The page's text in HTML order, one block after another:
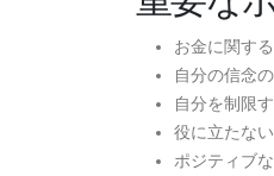
お金に関す
自分の信念
自分を制限
役に立たな
ポジティブ